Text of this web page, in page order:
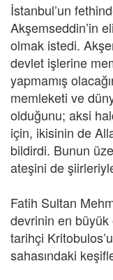
İstanbul’un
Akşemseddin’in
olmak istedi.
devlet işlerine
yapmamış
memleketi ve
olduğunu; aksi
için, ikisinin de
bildirdi. Bunun
ateşini de
Fatih Sultan
devrinin en büyük
tarihçi
sahasındaki